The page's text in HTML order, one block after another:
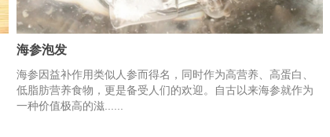
海参泡发
海参因益补作用类似人参而得名，同时作为高营养、高蛋白、
低脂肪营养食物，更是备受人们的欢迎。自古以来海参就作为
一种价值极高的滋......